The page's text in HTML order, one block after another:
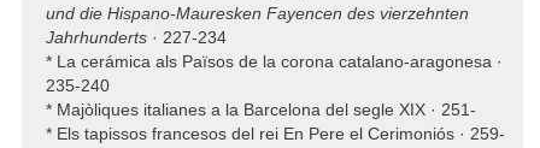
und die Hispano-Mauresken Fayencen des vierzehnten
Jahrhunderts · 227-234
* La cerámica als Països de la corona catalano-aragonesa ·
235-240
* Majòliques italianes a la Barcelona del segle XIX · 251-
* Els tapissos francesos del rei En Pere el Cerimoniós · 259-